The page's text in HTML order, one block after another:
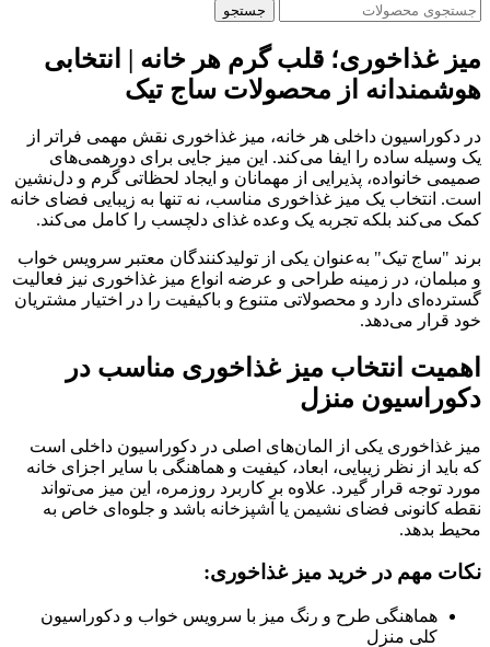
جستجو
میز غذاخوری؛ قلب گرم هر خانه | انتخابی
هوشمندانه از محصولات ساج تیک
در دکوراسیون داخلی هر خانه، میز غذاخوری نقش مهمی فراتر از
یک وسیله ساده را ایفا می‌کند. این میز جایی برای دورهمی‌های
صمیمی خانواده، پذیرایی از مهمانان و ایجاد لحظاتی گرم و دل‌نشین
است. انتخاب یک میز غذاخوری مناسب، نه تنها به زیبایی فضای خانه
کمک می‌کند بلکه تجربه یک وعده غذای دلچسب را کامل می‌کند.
برند "ساج تیک" به‌عنوان یکی از تولیدکنندگان معتبر سرویس خواب
و مبلمان، در زمینه طراحی و عرضه انواع میز غذاخوری نیز فعالیت
گسترده‌ای دارد و محصولاتی متنوع و باکیفیت را در اختیار مشتریان
خود قرار می‌دهد.
اهمیت انتخاب میز غذاخوری مناسب در
دکوراسیون منزل
میز غذاخوری یکی از المان‌های اصلی در دکوراسیون داخلی است
که باید از نظر زیبایی، ابعاد، کیفیت و هماهنگی با سایر اجزای خانه
مورد توجه قرار گیرد. علاوه بر کاربرد روزمره، این میز می‌تواند
نقطه کانونی فضای نشیمن یا آشپزخانه باشد و جلوه‌ای خاص به
محیط بدهد.
نکات مهم در خرید میز غذاخوری:
هماهنگی طرح و رنگ میز با سرویس خواب و دکوراسیون
کلی منزل